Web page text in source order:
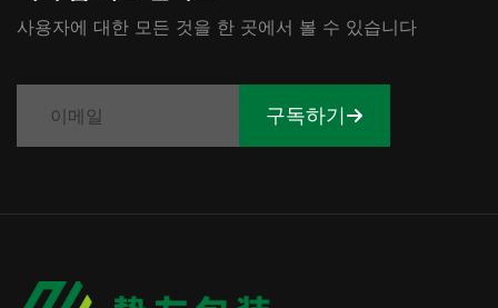
사용자에 대한 모든 것을 한 곳에서 볼 수 있습니다
구독하기